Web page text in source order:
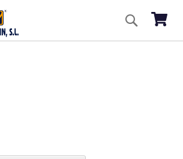
Mi
Buscar